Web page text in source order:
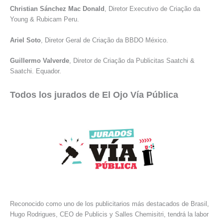
Christian Sánchez Mac Donald , Diretor Executivo de Criação da
Young & Rubicam Peru.
Ariel Soto , Diretor Geral de Criação da BBDO México.
Guillermo Valverde, Diretor de Criação da Publicitas Saatchi &
Saatchi. Equador.
Todos los jurados de El Ojo Vía Pública
Reconocido como uno de los publicitarios más destacados de Brasil,
Hugo Rodrigues, CEO de Publicis y Salles Chemisitri, tendrá la labor